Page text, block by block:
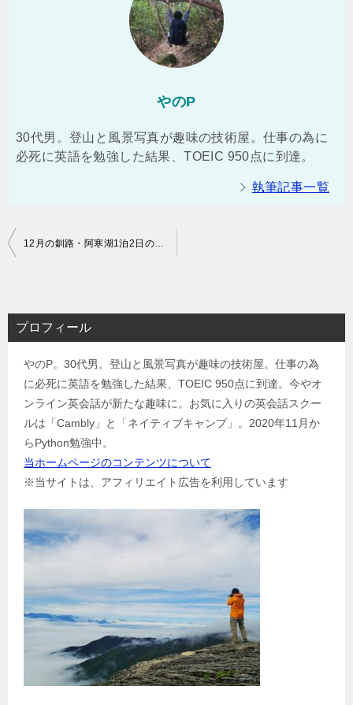
やのP
30代男。登山と風景写真が趣味の技術屋。仕事の為に
必死に英語を勉強した結果、TOEIC 950点に到達。
執筆記事一覧
投
ビ
ゲ
12月の釧路・阿寒湖1泊2日の旅（2日目）泥火山、双岳台・双湖台、釧路湿原、炭鉱展示館、ラーメン
プロフィール
やのP。30代男。登山と風景写真が趣味の技術屋。仕事の為
に必死に英語を勉強した結果、TOEIC 950点に到達。今やオ
ンライン英会話が新たな趣味に。お気に入りの英会話スクー
ルは「Cambly」と「ネイティブキャンプ」。2020年11月か
らPython勉強中。
当ホームページのコンテンツについて
※当サイトは、アフィリエイト広告を利用しています